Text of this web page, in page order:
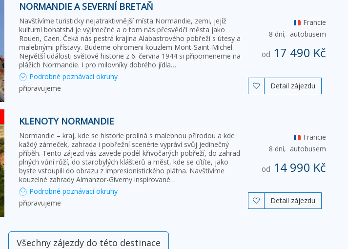
NORMANDIE A SEVERNÍ BRETAŇ
Navštívíme turisticky nejatraktivnější místa Normandie, zemi, jejíž
kulturní bohatství je výjimečné a o tom nás přesvědčí města jako
Rouen, Caen. Čeká nás pestrá krajina Alabastrového pobřeží s útesy a
malebnými přístavy. Budeme ohromeni kouzlem Mont-Saint-Michel.
Největší události světové historie z 6. června 1944 si připomeneme na
plážích Normandie. I pro milovníky dobrého jídla…
Francie
8 dní, autobusem
od 17 490 Kč
Podrobné poznávací okruhy
připravujeme
 Detail zájezdu
KLENOTY NORMANDIE
Normandie – kraj, kde se historie prolíná s malebnou přírodou a kde
každý zámeček, zahrada i pobřežní scenérie vypráví svůj jedinečný
příběh. Tento zájezd vás zavede podél křivočarých pobřeží, do zahrad
plných vůní růží, do starobylých klášterů a měst, kde se cítíte, jako
byste vstoupili do obrazu z impresionistického plátna. Navštívíme
kouzelné zahrady Almanzor-Giverny inspirované…
Francie
8 dní, autobusem
od 14 990 Kč
Podrobné poznávací okruhy
připravujeme
 Detail zájezdu
Všechny zájezdy do této destinace